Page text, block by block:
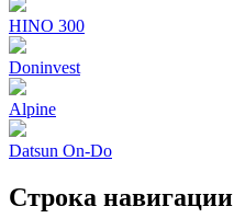
HINO 300
Doninvest
Alpine
Datsun On-Do
Строка навигации